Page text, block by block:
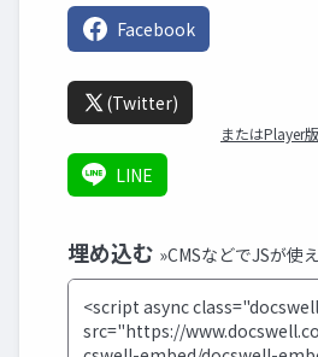
Facebook
(Twitter)
またはPlayer版
LINE
埋め込む »CMSなどでJSが使